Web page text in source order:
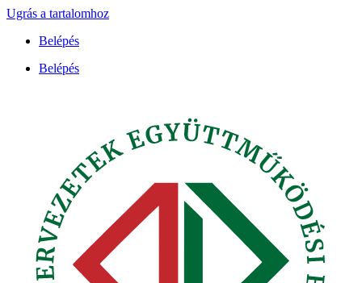
Ugrás a tartalomhoz
Belépés
Belépés